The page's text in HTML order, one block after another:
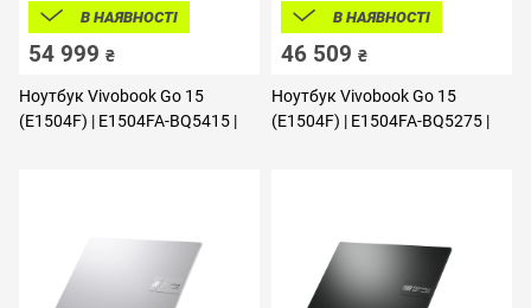
В НАЯВНОСТІ
54 999 ₴
Ноутбук Vivobook Go 15
(E1504F) | E1504FA-BQ5415 |
В НАЯВНОСТІ
46 509 ₴
Ноутбук Vivobook Go 15
(E1504F) | E1504FA-BQ5275 |